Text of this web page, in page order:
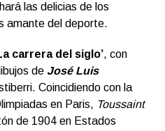
las delicias de los
amante del deporte.
carrera del siglo’, con
de José Luis
Coincidiendo con la
en Paris, Toussaint
de 1904 en Estados